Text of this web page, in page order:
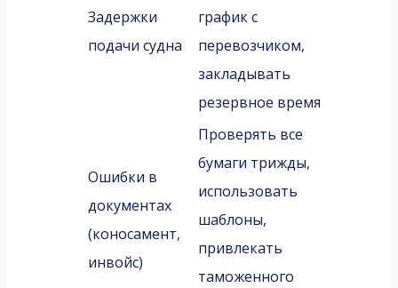
Задержки
подачи судна
график с
перевозчиком,
закладывать
резервное время
Ошибки в
документах
(коносамент,
инвойс)
Проверять все
бумаги трижды,
использовать
шаблоны,
привлекать
таможенного